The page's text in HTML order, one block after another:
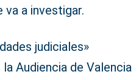
va a investigar.
judiciales»
Audiencia de Valencia